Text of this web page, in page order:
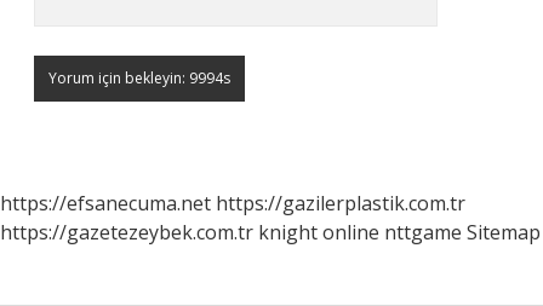
https://efsanecuma.net https://gazilerplastik.com.tr
https://gazetezeybek.com.tr knight online nttgame Sitemap